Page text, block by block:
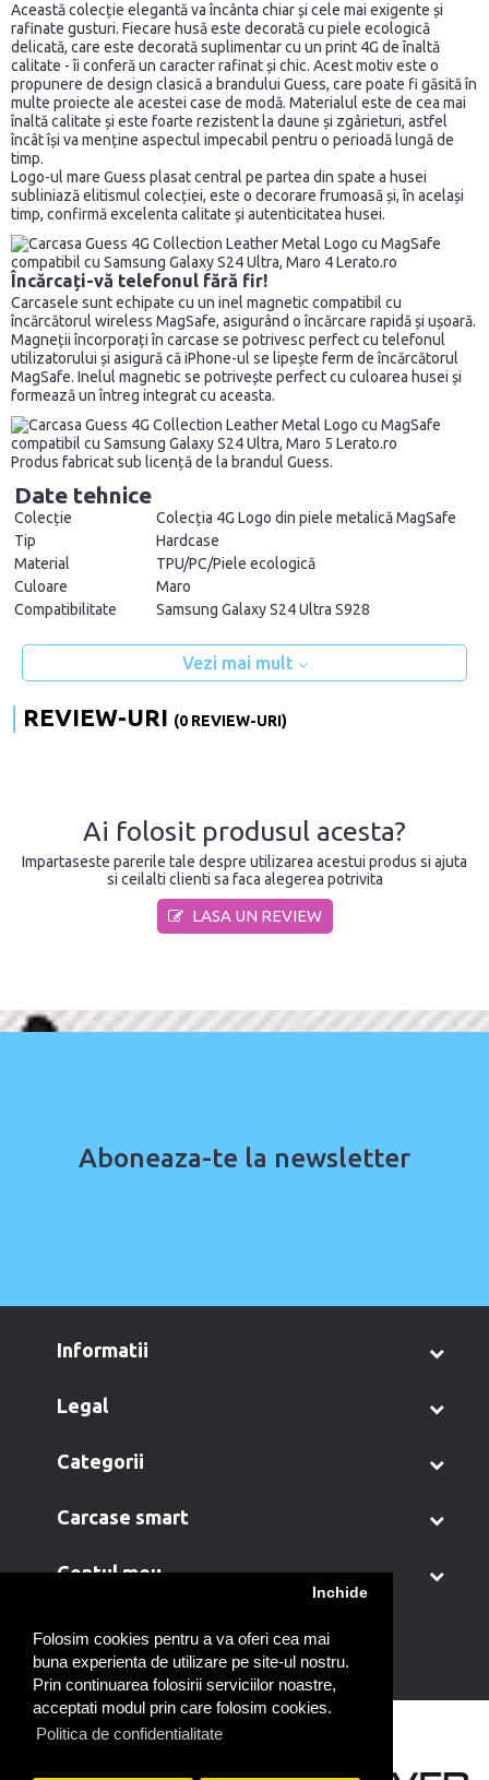
Folosim cookies pentru a va oferi cea mai
buna experienta de utilizare pe site-ul nostru.
Prin continuarea folosirii serviciilor noastre,
acceptati modul prin care folosim cookies.
Politica de confidentialitate
Inchide
Această colecție elegantă va încânta chiar și cele mai exigente și
rafinate gusturi. Fiecare husă este decorată cu piele ecologică
delicată, care este decorată suplimentar cu un print 4G de înaltă
calitate - îi conferă un caracter rafinat și chic. Acest motiv este o
propunere de design clasică a brandului Guess, care poate fi găsită în
multe proiecte ale acestei case de modă. Materialul este de cea mai
înaltă calitate și este foarte rezistent la daune și zgârieturi, astfel
încât își va menține aspectul impecabil pentru o perioadă lungă de
timp.
Logo-ul mare Guess plasat central pe partea din spate a husei
subliniază elitismul colecției, este o decorare frumoasă și, în același
timp, confirmă excelenta calitate și autenticitatea husei.
Încărcați-vă telefonul fără fir!
Carcasele sunt echipate cu un inel magnetic compatibil cu
încărcătorul wireless MagSafe, asigurând o încărcare rapidă și ușoară.
Magneții încorporați în carcase se potrivesc perfect cu telefonul
utilizatorului și asigură că iPhone-ul se lipește ferm de încărcătorul
MagSafe. Inelul magnetic se potrivește perfect cu culoarea husei și
formează un întreg integrat cu aceasta.
Produs fabricat sub licență de la brandul Guess.
Date tehnice
Colecție
Colecția 4G Logo din piele metalică MagSafe
Tip
Hardcase
Material
TPU/PC/Piele ecologică
Culoare
Maro
Compatibilitate
Samsung Galaxy S24 Ultra S928
Vezi mai mult
REVIEW-URI (0 REVIEW-URI)
Ai folosit produsul acesta?
Impartaseste parerile tale despre utilizarea acestui produs si ajuta
si ceilalti clienti sa faca alegerea potrivita
LASA UN REVIEW
Aboneaza-te la newsletter
informatii
legal
categorii
carcase smart
contul meu